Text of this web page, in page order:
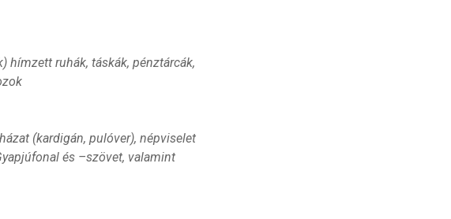
hímzett ruhák, táskák, pénztárcák,
(kardigán, pulóver), népviselet
és –szövet, valamint